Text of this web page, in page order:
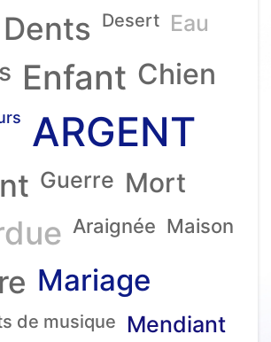
Dents Desert Eau
Enfant Chien
ARGENT
Guerre Mort
Araignée Maison
Mariage
de musique Mendiant